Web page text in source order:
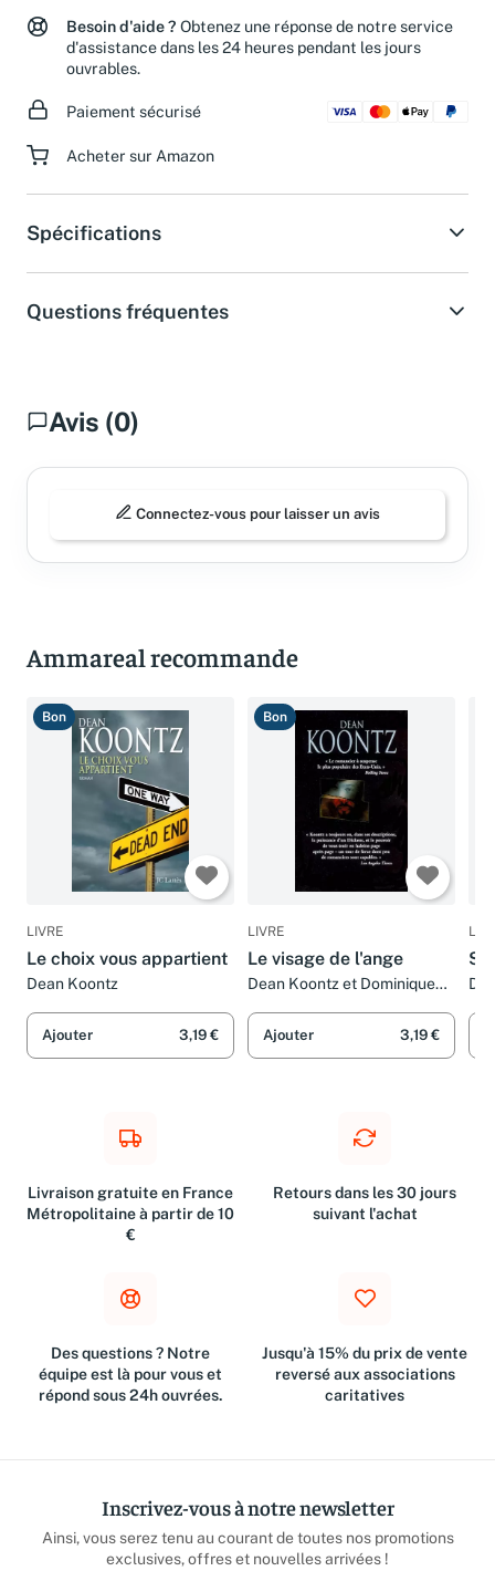
Besoin d'aide ? Obtenez une réponse de notre service
d'assistance dans les 24 heures pendant les jours
ouvrables.
Paiement sécurisé
Acheter sur Amazon
Spécifications
Questions fréquentes
Avis (0)
Connectez-vous pour laisser un avis
Ammareal recommande
Bon
LIVRE
Le choix vous appartient
Dean Koontz
Ajouter 3,19 €
Bon
LIVRE
Le visage de l'ange
Dean Koontz et Dominique
Ajouter 3,19 €
Livraison gratuite en France
Métropolitaine à partir de 10
€
Retours dans les 30 jours
suivant l'achat
Des questions ? Notre
équipe est là pour vous et
répond sous 24h ouvrées.
Jusqu'à 15% du prix de vente
reversé aux associations
caritatives
Inscrivez-vous à notre newsletter
Ainsi, vous serez tenu au courant de toutes nos promotions
exclusives, offres et nouvelles arrivées !